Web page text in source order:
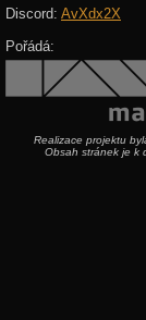
Discord: AvXdx2X
Pořádá:
Realizace projektu
Obsah stránek je k